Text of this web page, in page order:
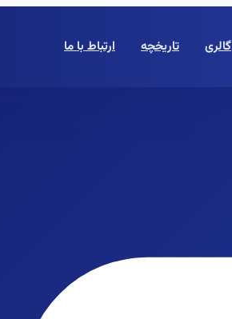
گالری تاریخچه ارتباط با ما